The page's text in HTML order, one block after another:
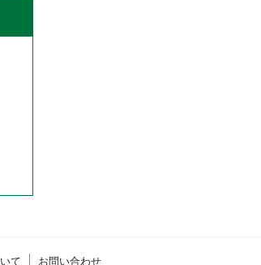
て お問い合わせ